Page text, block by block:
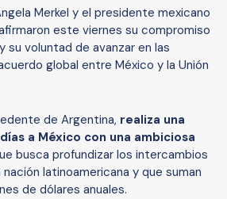
Merkel y el presidente mexicano
este viernes su compromiso
su voluntad de avanzar en las
global entre México y la Unión
de Argentina, realiza una
a México con una ambiciosa
busca profundizar los intercambios
latinoamericana y que suman
de dólares anuales.